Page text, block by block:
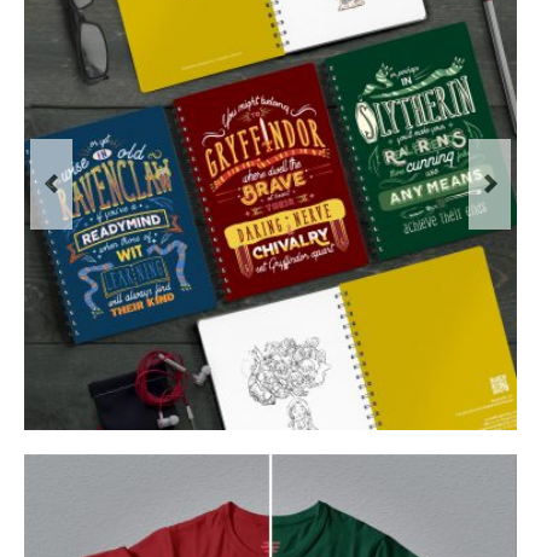
Scrivenshaft
Previous Next